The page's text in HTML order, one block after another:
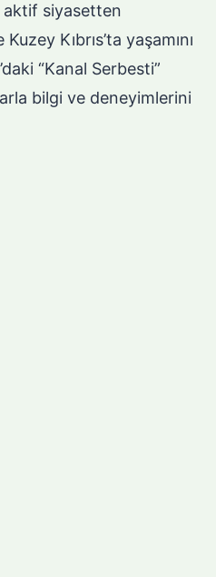
aktif siyasetten
Kıbrıs’ta yaşamını
“Kanal Serbesti”
bilgi ve deneyimlerini